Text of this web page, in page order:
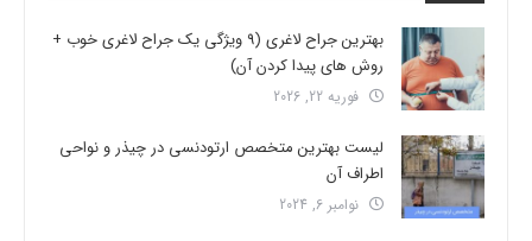
بهترین جراح لاغری (9 ویژگی یک جراح لاغری خوب +
روش های پیدا کردن آن)
فوریه 22, 2026
لیست بهترین متخصص ارتودنسی در چیذر و نواحی
اطراف آن
نوامبر 6, 2024